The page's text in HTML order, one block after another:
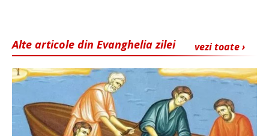
vezi toate ›
Alte articole din Evanghelia zilei